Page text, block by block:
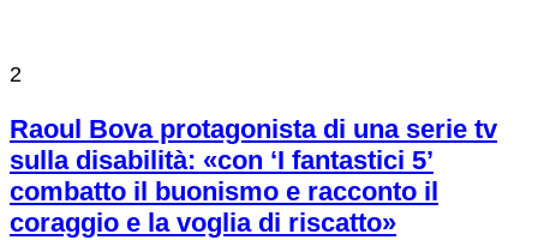
2
Raoul Bova protagonista di una serie tv
sulla disabilità: «con ‘I fantastici 5’
combatto il buonismo e racconto il
coraggio e la voglia di riscatto»